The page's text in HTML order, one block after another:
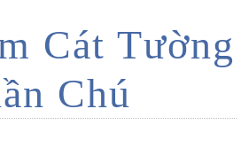
Cát Tường
Chú